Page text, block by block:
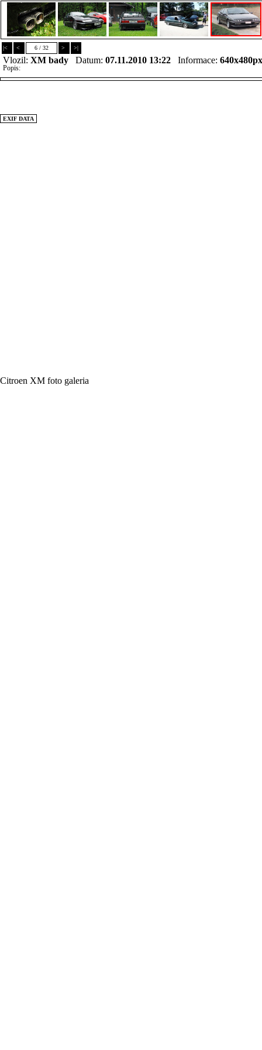
|< < 6 / 32 > >|
Vlozil: XM bady Datum: 07.11.2010 13:22 Informace:
Popis:
EXIF DATA
Citroen XM foto galeria